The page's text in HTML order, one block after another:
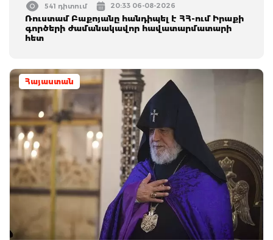
541 դիտում 20:33 06-08-2026
Ռուստամ Բաքոյանը հանդիպել է ՀՀ-ում Իրաքի
գործերի ժամանակավոր հավատարմատարի
հետ
Հայաստան